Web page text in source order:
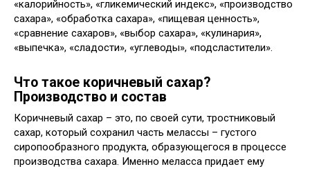
«калорийность», «гликемический индекс», «производство
сахара», «обработка сахара», «пищевая ценность»,
«сравнение сахаров», «выбор сахара», «кулинария»,
«выпечка», «сладости», «углеводы», «подсластители».
Что такое коричневый сахар?
Производство и состав
Коричневый сахар – это, по своей сути, тростниковый
сахар, который сохранил часть мелассы – густого
сиропообразного продукта, образующегося в процессе
производства сахара. Именно меласса придает ему